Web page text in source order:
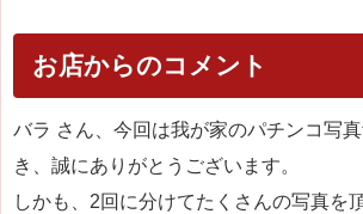
お店からのコメント
バラ さん、今回は我が家のパチンコ写
き、誠にありがとうございます。
しかも、2回に分けてたくさんの写真を